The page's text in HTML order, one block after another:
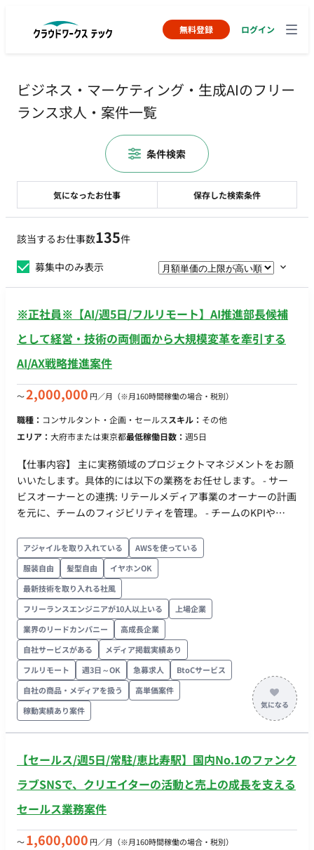
無料登録 ログイン
ビジネス・マーケティング・生成AIのフリー
ランス求人・案件一覧
該当するお仕事数135件
募集中のみ表示
※正社員※【AI/週5日/フルリモート】AI推進部長候補
として経営・技術の両側面から大規模変革を牽引する
AI/AX戦略推進案件
〜2,000,000 円／月 （※月160時間稼働の場合・税別）
職種： コンサルタント・企画・セールススキル： その他
エリア： 大府市または東京都最低稼働日数： 週5日
【仕事内容】 主に実務領域のプロジェクトマネジメントをお願
いいたします。具体的には以下の業務をお任せします。 - サー
ビスオーナーとの連携: リテールメディア事業のオーナーの計画
を元に、チームのフィジビリティを管理。 - チームのKPIや
ための支援を行う。 - 各アカウントのKPI管理: 戦略/戦術から引
かれたKPIを達成するための阻害要因を解消し、施策を遂行す
る。 - ステークホルダーマネジメント: メーカーや代理店、社内
バイヤーとのコミュニケーションや要望の確認と対応。 - 契約/
配信フロー管理: 各案件ごとの契約／配信フローの管理。 - PMO
支援: ステークホルダーとの定例／商談／レポート業務、及び社
内の会議体の設定とファシリテーション。 - 戦略層への成長戦
略提案支援: オーナーが社内の戦略構築層へ説明・提案を行う際
の、資料や報告内容の整理。
アジャイルを取り入れている
AWSを使っている
服装自由
髪型自由
イヤホンOK
最新技術を取り入れる社風
フリーランスエンジニアが10人以上いる
上場企業
業界のリードカンパニー
高成長企業
自社サービスがある
メディア掲載実績あり
フルリモート
週3日～OK 急募求人
BtoCサービス
自社の商品・メディアを扱う
高単価案件
稼動実績あり案件
【セールス/週5日/常駐/恵比寿駅】国内No.1のファンク
ラブSNSで、クリエイターの活動と売上の成長を支える
セールス業務案件
〜1,600,000 円／月 （※月160時間稼働の場合・税別）
気になったお仕事 保存した検索条件
条件検索